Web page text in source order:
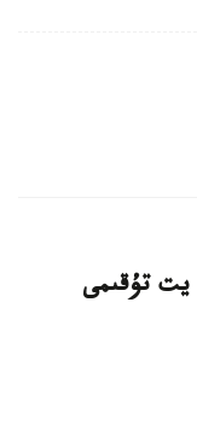
يت تۇقىمى